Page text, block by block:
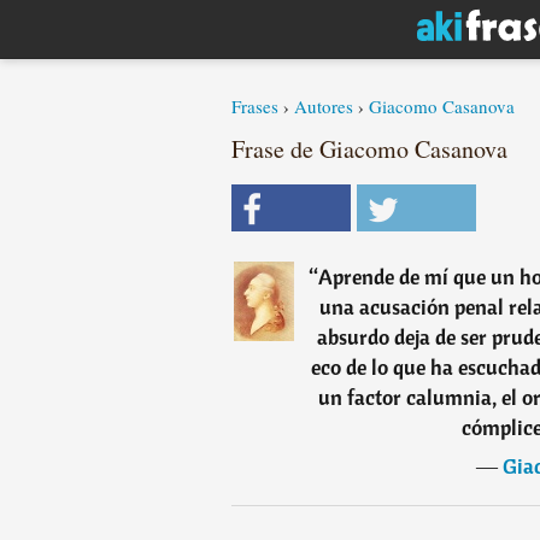
Frases › Autores › Giacomo Casanova
Frase de Giacomo Casanova
“Aprende de mí que un
una acusación penal
absurdo deja de ser
eco de lo que ha
un factor calumnia, el
―